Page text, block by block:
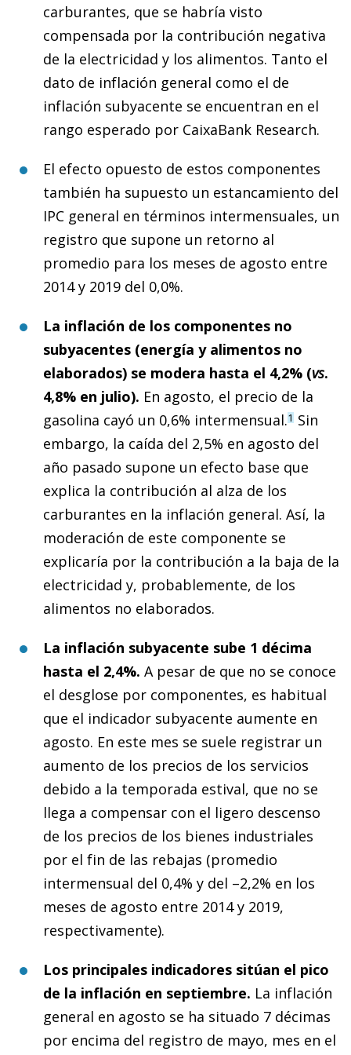
carburantes, que se habría visto
compensada por la contribución negativa
de la electricidad y los alimentos. Tanto el
dato de inflación general como el de
inflación subyacente se encuentran en el
rango esperado por CaixaBank Research.
El efecto opuesto de estos componentes
también ha supuesto un estancamiento del
IPC general en términos intermensuales, un
registro que supone un retorno al
promedio para los meses de agosto entre
2014 y 2019 del 0,0%.
La inflación de los componentes no
subyacentes (energía y alimentos no
elaborados) se modera hasta el 4,2% (vs.
4,8% en julio). En agosto, el precio de la
gasolina cayó un 0,6% intermensual.1 Sin
embargo, la caída del 2,5% en agosto del
año pasado supone un efecto base que
explica la contribución al alza de los
carburantes en la inflación general. Así, la
moderación de este componente se
explicaría por la contribución a la baja de la
electricidad y, probablemente, de los
alimentos no elaborados.
La inflación subyacente sube 1 décima
hasta el 2,4%. A pesar de que no se conoce
el desglose por componentes, es habitual
que el indicador subyacente aumente en
agosto. En este mes se suele registrar un
aumento de los precios de los servicios
debido a la temporada estival, que no se
llega a compensar con el ligero descenso
de los precios de los bienes industriales
por el fin de las rebajas (promedio
intermensual del 0,4% y del –2,2% en los
meses de agosto entre 2014 y 2019,
respectivamente).
Los principales indicadores sitúan el pico
de la inflación en septiembre. La inflación
general en agosto se ha situado 7 décimas
por encima del registro de mayo, mes en el